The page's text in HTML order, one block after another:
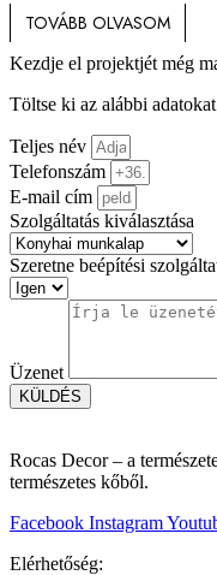
TOVÁBB OLVASOM
Kezdje el projektjét még
Töltse ki az alábbi
Teljes név
Telefonszám
E-mail cím
Szolgáltatás kiválasztása
Szeretne beépítési
Üzenet
KÜLDÉS
Rocas Decor – a
természetes kőből.
Facebook Instagram
Elérhetőség: